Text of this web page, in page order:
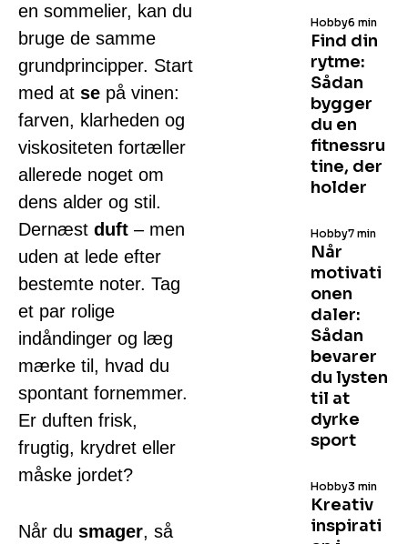
en sommelier, kan du
bruge de samme
grundprincipper. Start
med at se på vinen:
farven, klarheden og
viskositeten fortæller
allerede noget om
dens alder og stil.
Dernæst duft – men
uden at lede efter
bestemte noter. Tag
et par rolige
indåndinger og læg
mærke til, hvad du
spontant fornemmer.
Er duften frisk,
frugtig, krydret eller
måske jordet?
Når du smager, så
Find din
rytme:
Sådan
bygger
du en
fitnessru
tine, der
holder
Hobby6 min
Når
motivati
onen
daler:
Sådan
bevarer
du lysten
til at
dyrke
sport
Hobby7 min
Kreativ
inspirati
Hobby3 min